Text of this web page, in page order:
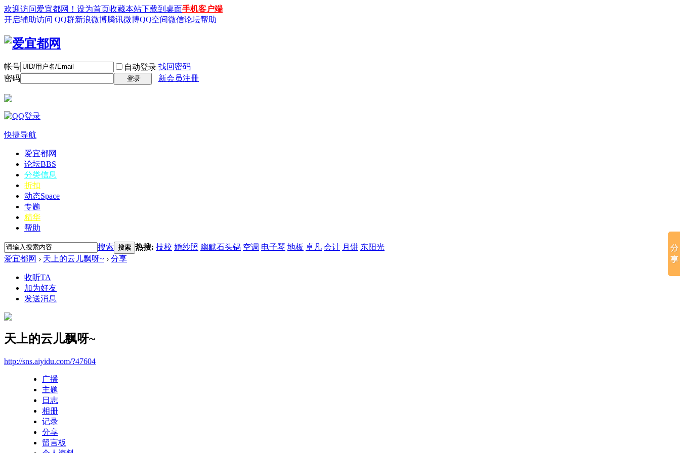
欢迎访问爱宜都网！ 设为首页收藏本站下载到桌面手机客户端
开启辅助访问 QQ群新浪微博腾讯微博QQ空间微信论坛帮助
帐号 自动登录 找回密码
密码
登录 新会员注冊
快捷导航
爱宜都网
论坛BBS
分类信息
折扣
动态Space
专题
精华
帮助
搜索 搜索 热搜: 技校 婚纱照 幽默石头锅 空调 电子琴 地板 卓凡 会计 月饼 东阳光
爱宜都网 › 天上的云儿飘呀~ › 分享
收听TA
加为好友
发送消息
天上的云儿飘呀~
http://sns.aiyidu.com/?47604
广播
主题
日志
相册
记录
分享
留言板